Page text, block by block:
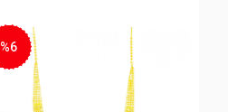
%12